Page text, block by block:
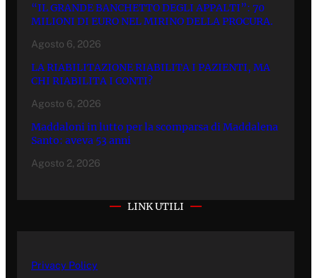
“IL GRANDE BANCHETTO DEGLI APPALTI”: 70
MILIONI DI EURO NEL MIRINO DELLA PROCURA.
Agosto 6, 2026
LA RIABILITAZIONE RIABILITA I PAZIENTI, MA
CHI RIABILITA I CONTI?
Agosto 6, 2026
Maddaloni in lutto per la scomparsa di Maddalena
Santo: aveva 53 anni
Agosto 2, 2026
LINK UTILI
Privacy Policy